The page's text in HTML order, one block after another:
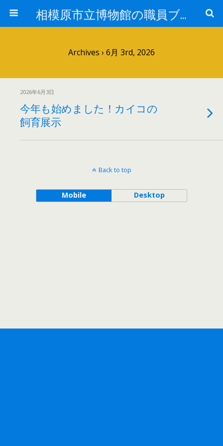
相模原市立博物館の職員ブログ
Archives › 6月 3rd, 2026
2026年6月3日
今年も始めました！カイコの
飼育展示
Back to top
Mobile Desktop